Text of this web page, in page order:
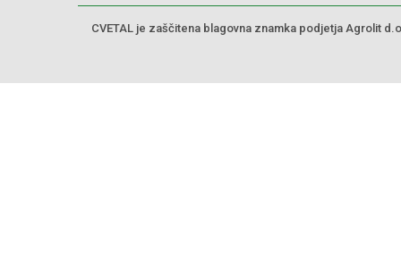
CVETAL je zaščitena blagovna znamka podjetja Agrolit